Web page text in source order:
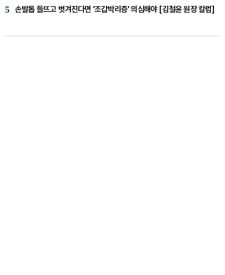
5 손발톱 들뜨고 벗겨진다면 '조갑박리증' 의심해야 [김철윤 원장 칼럼]